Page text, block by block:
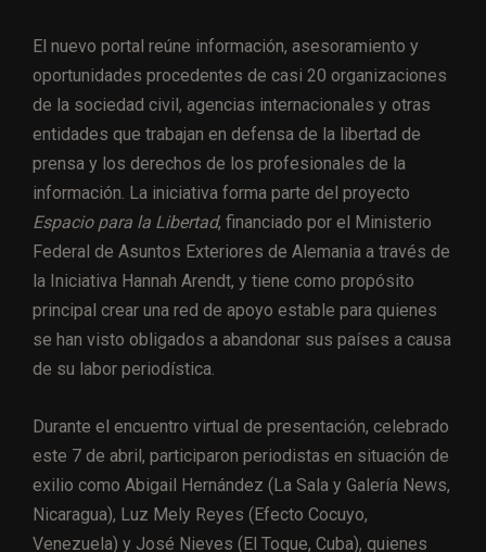
El nuevo portal reúne información, asesoramiento y
oportunidades procedentes de casi 20 organizaciones
de la sociedad civil, agencias internacionales y otras
entidades que trabajan en defensa de la libertad de
prensa y los derechos de los profesionales de la
información. La iniciativa forma parte del proyecto
Espacio para la Libertad, financiado por el Ministerio
Federal de Asuntos Exteriores de Alemania a través de
la Iniciativa Hannah Arendt, y tiene como propósito
principal crear una red de apoyo estable para quienes
se han visto obligados a abandonar sus países a causa
de su labor periodística.
Durante el encuentro virtual de presentación, celebrado
este 7 de abril, participaron periodistas en situación de
exilio como Abigail Hernández (La Sala y Galería News,
Nicaragua), Luz Mely Reyes (Efecto Cocuyo,
Venezuela) y José Nieves (El Toque, Cuba), quienes